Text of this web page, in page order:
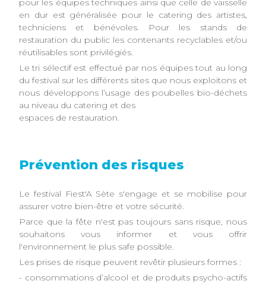
pour les équipes techniques ainsi que celle de vaisselle
en dur est généralisée pour le catering des artistes,
techniciens et bénévoles. Pour les stands de
restauration du public les contenants recyclables et/ou
réutilisables sont privilégiés.
Le tri sélectif est effectué par nos équipes tout au long
du festival sur les différents sites que nous exploitons et
nous développons l’usage des poubelles bio-déchets
au niveau du catering et des
espaces de restauration.
Prévention des risques
Le festival Fiest'A Sète s'engage et se mobilise pour
assurer votre bien-être et votre sécurité.
Parce que la fête n'est pas toujours sans risque, nous
souhaitons vous informer et vous offrir
l'environnement le plus safe possible.
Les prises de risque peuvent revêtir plusieurs formes :
- consommations d’alcool et de produits psycho-actifs